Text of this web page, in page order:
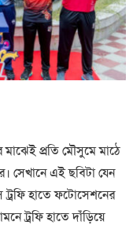
মাঝেই প্রতি মৌসুমে মাঠে
সেখানে এই ছবিটা যেন
হাতে ফটোসেশনের
ট্রফি হাতে দাঁড়িয়ে